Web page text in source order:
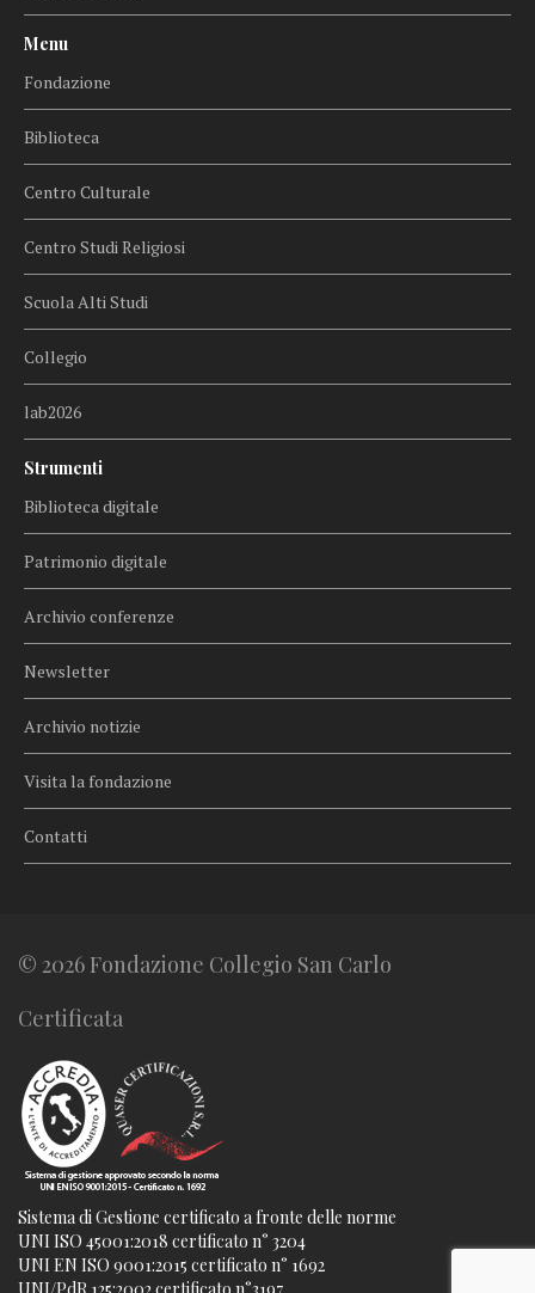
Menu
Fondazione
Biblioteca
Centro Culturale
Centro Studi Religiosi
Scuola Alti Studi
Collegio
lab2026
Strumenti
Biblioteca digitale
Patrimonio digitale
Archivio conferenze
Newsletter
Archivio notizie
Visita la fondazione
Contatti
© 2026 Fondazione Collegio San Carlo
Certificata
Sistema di Gestione certificato a fronte delle norme
UNI ISO 45001:2018 certificato n° 3204
UNI EN ISO 9001:2015 certificato n° 1692